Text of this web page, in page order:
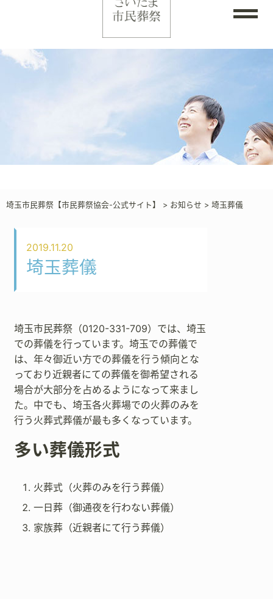
埼玉市民葬祭【市民葬祭協会-公式サイト】 > お知らせ > 埼玉葬儀
2019.11.20
埼玉葬儀
埼玉市民葬祭（0120-331-709）では、埼玉
での葬儀を行っています。埼玉での葬儀で
は、年々御近い方での葬儀を行う傾向とな
っており近親者にての葬儀を御希望される
場合が大部分を占めるようになって来まし
た。中でも、埼玉各火葬場での火葬のみを
行う火葬式葬儀が最も多くなっています。
多い葬儀形式
火葬式（火葬のみを行う葬儀）
一日葬（御通夜を行わない葬儀）
家族葬（近親者にて行う葬儀）